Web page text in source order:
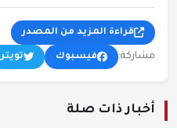
قراءة المزيد من المصدر
مشاركة: فيسبوك تويتر
أخبار ذات صلة